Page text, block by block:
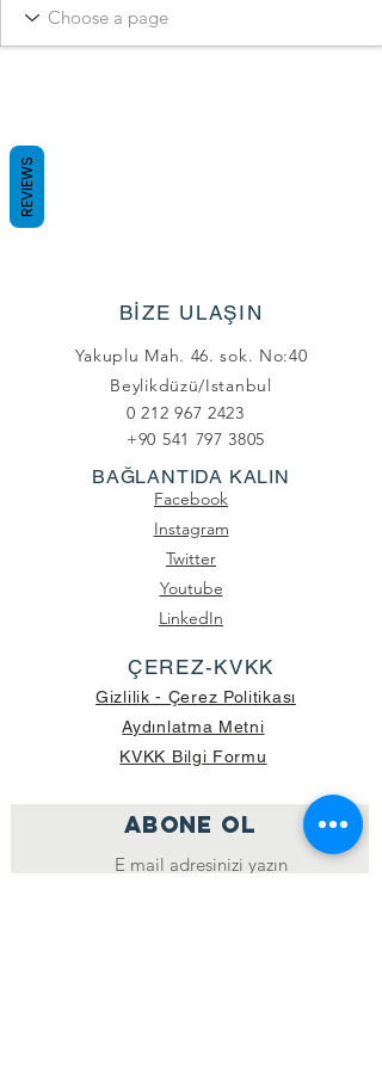
BİZE ULAŞIN
Yakuplu Mah. 46. sok. No:40
Beylikdüzü/Istanbul
0 212 967 2423
+90 541 797 3805
BAĞLANTIDA KALIN
Facebook
Instagram
Twitter
Youtube
LinkedIn
ÇEREZ-KVKK
Gizlilik - Çerez Politikası
Aydınlatma Metni
KVKK Bilgi Formu
ABONE OL
REVIEWS